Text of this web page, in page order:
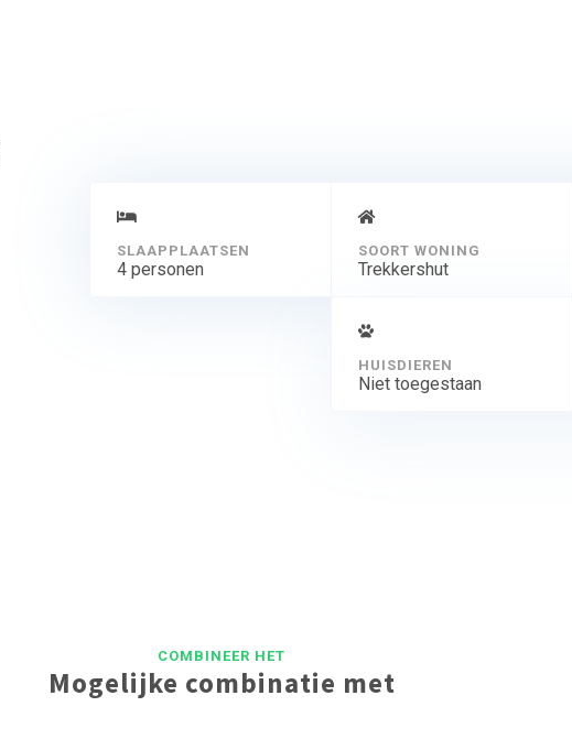
SLAAPPLAATSEN
4 personen
SOORT WONING
Trekkershut
HUISDIEREN
Niet toegestaan
COMBINEER HET
Mogelijke combinatie met